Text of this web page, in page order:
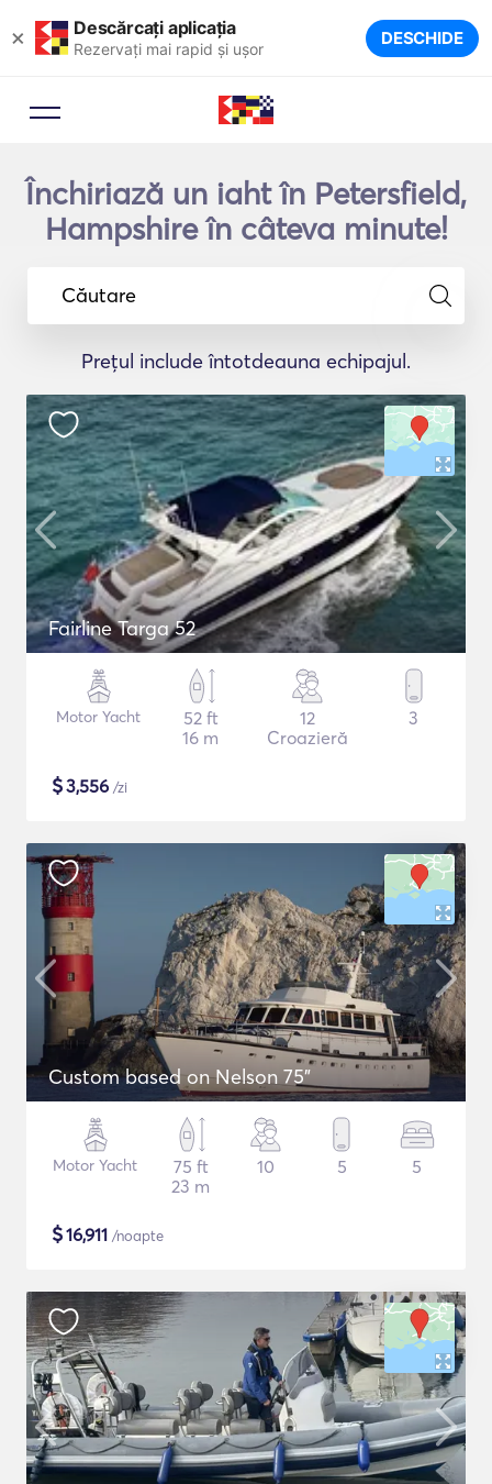
× Descărcați aplicația
Rezervați mai rapid și ușor DESCHIDE
Închiriază un iaht în Petersfield,
Hampshire în câteva minute!
Căutare
Prețul include întotdeauna echipajul.
Fairline Targa 52
Motor Yacht
52 ft
16 m
12
Croazieră
3
$3,556 /zi
Custom based on Nelson 75"
Motor Yacht
75 ft
23 m
10 5 5
$16,911 /noapte